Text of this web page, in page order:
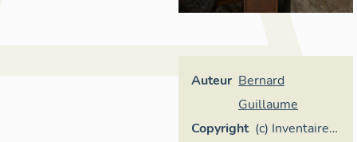
Auteur Bernard
Guillaume
Copyright (c) Inventaire